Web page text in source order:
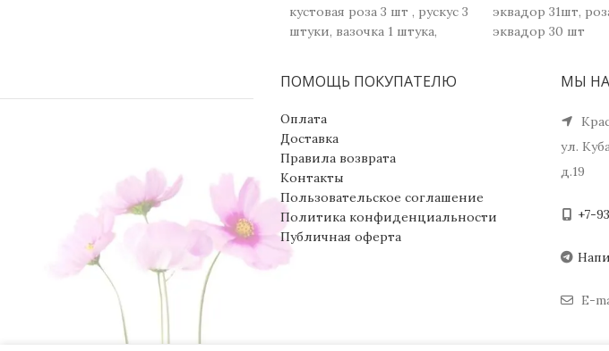
кустовая роза 3 шт , рускус 3
штуки, вазочка 1 штука,
эквадор 31шт,
эквадор 30 шт
ПОМОЩЬ ПОКУПАТЕЛЮ
Оплата
Доставка
Правила возврата
Контакты
Пользовательское соглашение
Политика конфиденциальности
Публичная оферта
МЫ НА
ул.
д.19
+7-
E-